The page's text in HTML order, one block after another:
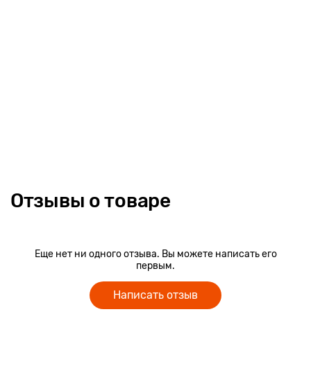
Отзывы о товаре
Еще нет ни одного отзыва. Вы можете написать его
первым.
Написать отзыв